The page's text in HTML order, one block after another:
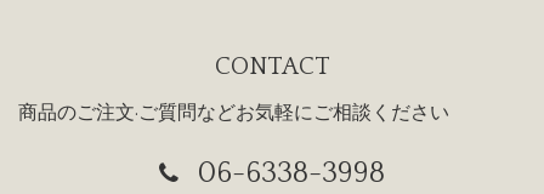
CONTACT
商品のご注文·ご質問などお気軽にご相談ください
06-6338-3998